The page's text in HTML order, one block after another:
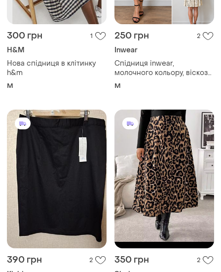
300 грн 1
H&M
Нова спідниця в клітинку
h&m
M
250 грн 2
Inwear
Спідниця inwear,
молочного кольору, віскоза,
eur 38
M
390 грн 2 350 грн 2